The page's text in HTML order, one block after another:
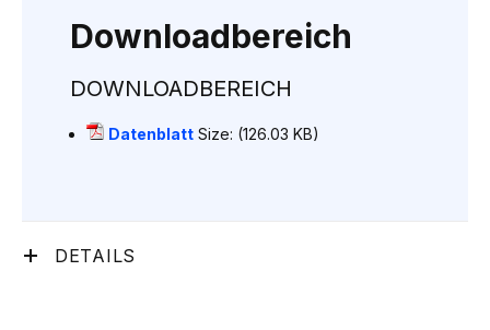
Downloadbereich
DOWNLOADBEREICH
Datenblatt Size: (126.03 KB)
DETAILS